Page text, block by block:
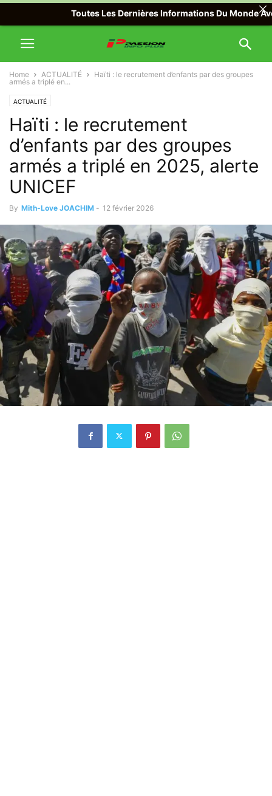
Home ACTUALITÉ
Haïti : le recrutement d’enfants par des groupes
armés a triplé en...
ACTUALITÉ
Haïti : le recrutement
d’enfants par des groupes
armés a triplé en 2025, alerte
UNICEF
By Mith-Love JOACHIM - 12 février 2026
Toutes Les Dernières Informations Du Monde